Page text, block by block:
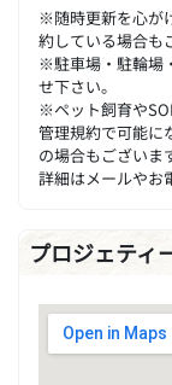
※随時更新を心が
約している場合も
※駐車場・駐輪場
せ下さい。
※ペット飼育や
管理規約で可能に
の場合もございま
詳細はメールやお
プロジェティ